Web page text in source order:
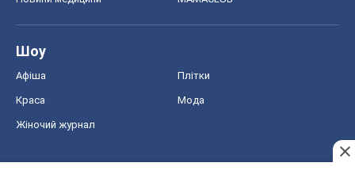
Шоу
Афіша Плітки
Краса Мода
Жіночий журнал